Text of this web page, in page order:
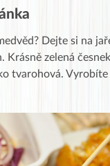
Dejte si na
Krásně zelená
tvarohová. Vyrobíte